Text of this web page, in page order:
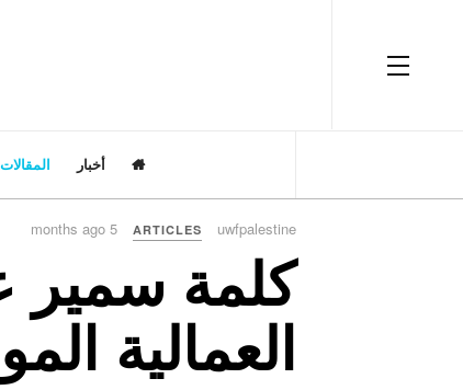
أخبار المقالات
uwfpalestine
ARTICLES
5 months ago
كلمة سمير
العمالية